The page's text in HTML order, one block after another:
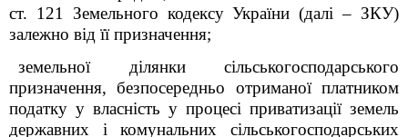
ст. 121 Земельного кодексу України (далі – ЗКУ)
залежно від її призначення;
земельної ділянки сільськогосподарського
призначення, безпосередньо отриманої платником
податку у власність у процесі приватизації земель
державних і комунальних сільськогосподарських